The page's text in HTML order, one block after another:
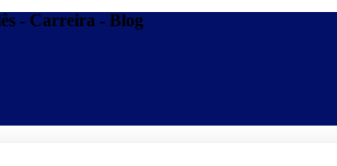
- Carreira - Blog